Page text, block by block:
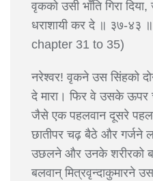
वृकको उसी भाँति गिरा
धराशायी कर दे ॥ ३७-४३
chapter 31 to 35)
नरेश्वर! वृकने उस सिंहको
दे मारा। फिर वे उसके
जैसे एक पहलवान दूसरे
छातीपर चढ़ बैठे और गर्जने
उछलने और उनके शरीरको
बलवान् मित्रवृन्दाकुमारने